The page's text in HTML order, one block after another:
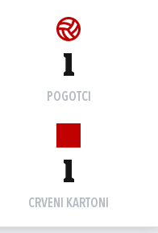
1
POGOTCI
1
CRVENI KARTONI